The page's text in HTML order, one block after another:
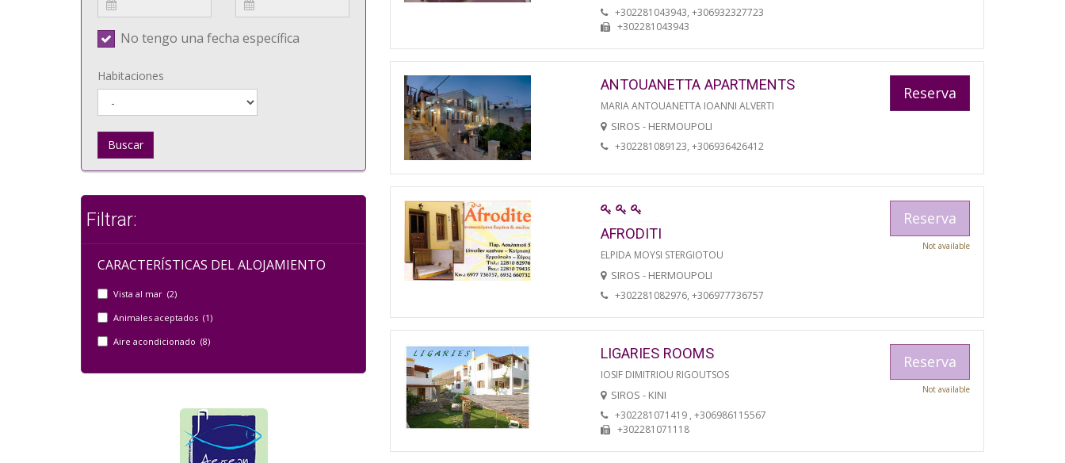
No tengo una fecha específica
Habitaciones
Buscar
Filtrar:
CARACTERÍSTICAS DEL ALOJAMIENTO
Vista al mar (2)
Animales aceptados (1)
Aire acondicionado (8)
+302281043943, +306932327723
+302281043943
ANTOUANETTA APARTMENTS
MARIA ANTOUANETTA IOANNI ALVERTI
SIROS - HERMOUPOLI
+302281089123, +306936426412
Reserva
AFRODITI
ELPIDA MOYSI STERGIOTOU
SIROS - HERMOUPOLI
+302281082976, +306977736757
Reserva
Not available
LIGARIES ROOMS
IOSIF DIMITRIOU RIGOUTSOS
SIROS - KINI
+302281071419 , +306986115567
+302281071118
Reserva
Not available